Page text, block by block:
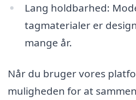
Lang holdbarhed:
tagmaterialer er
mange år.
Når du bruger vores
muligheden for at